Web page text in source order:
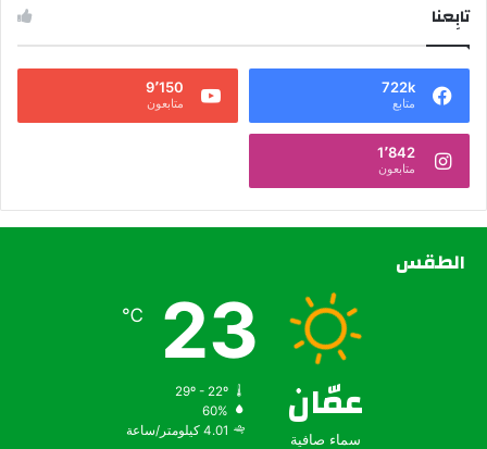
تابِعنا
722k
متابع
9٬150
متابعون
1٬842
متابعون
الطقس
عمّان
سماء صافية
23
℃
29º - 22º
60%
4.01 كيلومتر/ساعة